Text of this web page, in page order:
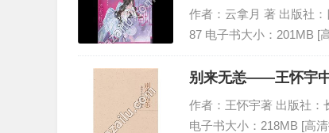
作者：云拿月 著 出版社
87 电子书大小：201MB [
别来无恙——王怀宇
作者：王怀宇著 出版社：
电子书大小：218MB [高